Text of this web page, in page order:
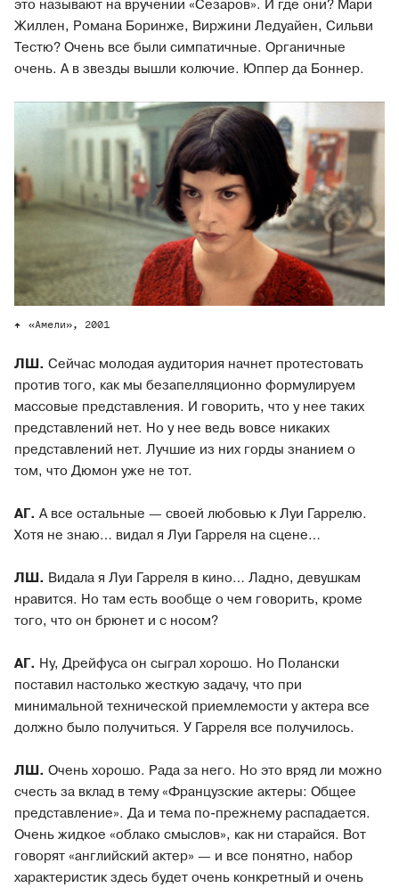
это называют на вручении «Сезаров». И где они? Мари
Жиллен, Романа Боринже, Виржини Ледуайен, Сильви
Тестю? Очень все были симпатичные. Органичные
очень. А в звезды вышли колючие. Юппер да Боннер.
«Амели», 2001
ЛШ. Сейчас молодая аудитория начнет протестовать
против того, как мы безапелляционно формулируем
массовые представления. И говорить, что у нее таких
представлений нет. Но у нее ведь вовсе никаких
представлений нет. Лучшие из них горды знанием о
том, что Дюмон уже не тот.
АГ. А все остальные — своей любовью к Луи Гаррелю.
Хотя не знаю… видал я Луи Гарреля на сцене…
ЛШ. Видала я Луи Гарреля в кино… Ладно, девушкам
нравится. Но там есть вообще о чем говорить, кроме
того, что он брюнет и с носом?
АГ. Ну, Дрейфуса он сыграл хорошо. Но Полански
поставил настолько жесткую задачу, что при
минимальной технической приемлемости у актера все
должно было получиться. У Гарреля все получилось.
ЛШ. Очень хорошо. Рада за него. Но это вряд ли можно
счесть за вклад в тему «Французские актеры: Общее
представление». Да и тема по-прежнему распадается.
Очень жидкое «облако смыслов», как ни старайся. Вот
говорят «английский актер» — и все понятно, набор
характеристик здесь будет очень конкретный и очень